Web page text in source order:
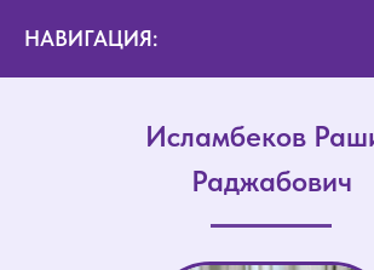
НАВИГАЦИЯ:
Исламбеков
Раджабович